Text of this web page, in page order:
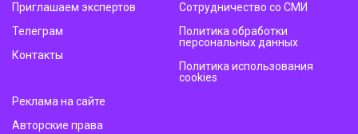
Приглашаем экспертов
Телеграм
Контакты
Сотрудничество со СМИ
Политика обработки
персональных данных
Политика использования
cookies
Реклама на сайте
Авторские права